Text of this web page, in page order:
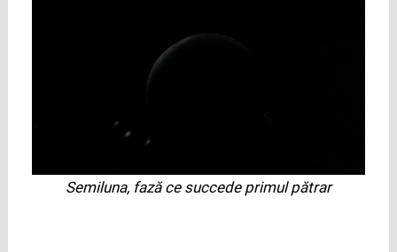
Semiluna, fază ce succede primul pătrar